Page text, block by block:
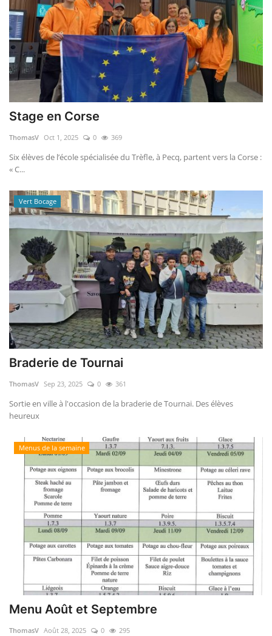
Stage en Corse
ThomasV Oct 1, 2025 0 369
Six élèves de l’école spécialisée du Trèfle, à Pecq, partent vers la Corse :
« C...
Vert Bocage
Braderie de Tournai
ThomasV Sep 23, 2025 0 361
Sortie en ville à l'occasion de la braderie de Tournai. Des élèves
heureux
Menus de la semaine
Menu Août et Septembre
ThomasV Août 28, 2025 0 295